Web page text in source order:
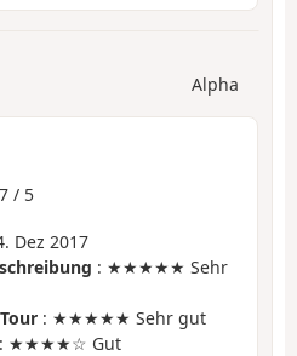
Alpha
/ 5
Dez 2017
: ★★★★★ Sehr
: ★★★★★ Sehr gut
: ★★★★☆ Gut